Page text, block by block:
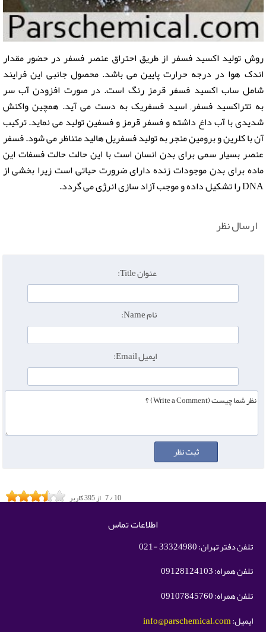
روش تولید اکسید فسفر از طریق احتراق عنصر فسفر در حضور مقدار
اندک هوا در درجه حرارت پایین می باشد. محصول جانبی این فرایند
شامل ساب اکسید فسفر قرمز رنگ است. در صورت افزودن آب سر
به تتراکسید فسفر, اسید فسفریک به دست می آید. همچین واکنش
شدیدی با آب داغ داشته و فسفر قرمز و فسفین تولید می نماید. ترکیب
آن با کلرین و برومین منجر به تولید فسفریل هالید متناظر می شود. فسفر
عنصر بسیار سمی برای بدن انسان است با این حالت حالت فسفات این
ماده برای بدن موجودات زنده دارای ضرورت حیاتی است زیرا بخشی از
DNA را تشکیل داده و موجب آزاد سازی انرژی می گردد.
ارسال نظر
عنوان Title:
نام Name:
ایمیل Email:
7/10 از395کاربر
اطلاعات تماس
تلفن دفتر تهران: 33324980 -021
تلفن همراه: 09128124103
تلفن همراه: 09107845760
ایمیل:info@parschemical.com